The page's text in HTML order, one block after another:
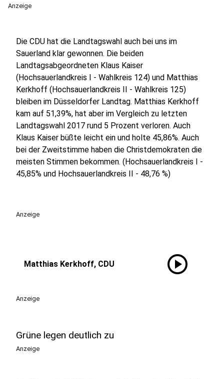
Anzeige
Die CDU hat die Landtagswahl auch bei uns im
Sauerland klar gewonnen. Die beiden
Landtagsabgeordneten Klaus Kaiser
(Hochsauerlandkreis I - Wahlkreis 124) und Matthias
Kerkhoff (Hochsauerlandkreis II - Wahlkreis 125)
bleiben im Düsseldorfer Landtag. Matthias Kerkhoff
kam auf 51,39%, hat aber im Vergleich zu letzten
Landtagswahl 2017 rund 5 Prozent verloren. Auch
Klaus Kaiser büßte leicht ein und holte 45,86%. Auch
bei der Zweitstimme haben die Christdemokraten die
meisten Stimmen bekommen. (Hochsauerlandkreis I -
45,85% und Hochsauerlandkreis II - 48,76 %)
Anzeige
Matthias Kerkhoff, CDU play_circle
Anzeige
Grüne legen deutlich zu
Anzeige